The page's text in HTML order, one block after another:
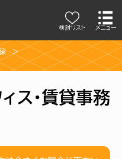
検討リスト メニュー
ス・賃貸事務